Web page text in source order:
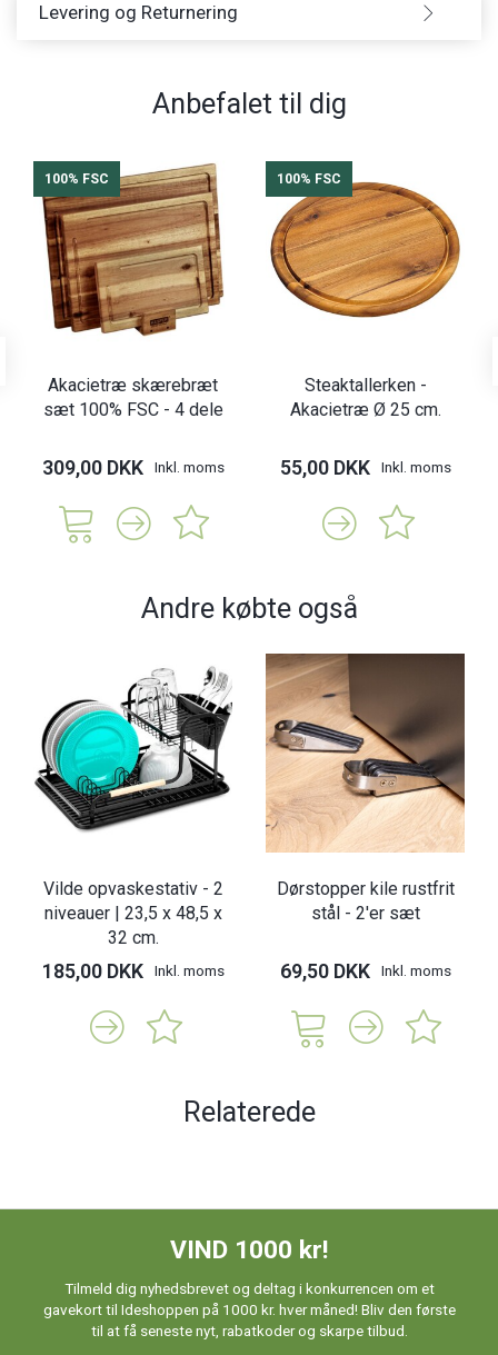
Levering og Returnering
Anbefalet til dig
100% FSC
Akacietræ skærebræt
sæt 100% FSC - 4 dele
309,00 DKK Inkl. moms
100% FSC
Steaktallerken -
Akacietræ Ø 25 cm.
55,00 DKK Inkl. moms
Andre købte også
Vilde opvaskestativ - 2
niveauer | 23,5 x 48,5 x
32 cm.
185,00 DKK Inkl. moms
Dørstopper kile rustfrit
stål - 2'er sæt
69,50 DKK Inkl. moms
Relaterede
VIND 1000 kr!
Tilmeld dig nyhedsbrevet og deltag i konkurrencen om et
gavekort til Ideshoppen på 1000 kr. hver måned! Bliv den første
til at få seneste nyt, rabatkoder og skarpe tilbud.